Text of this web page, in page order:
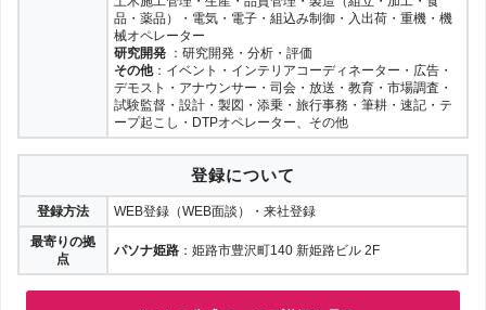
品・薬品）・電気・電子・組込み制御・入出荷・重機・機
械オペレーター
研究開発 ：研究開発・分析・評価
その他：イベント・インテリアコーディネーター・広告・
デモスト・アナウンサー・司会・放送・教育・市場調査・
試験監督・設計・製図・添乗・旅行事務・筆耕・速記・テ
ープ起こし・DTPオペレーター、その他
登録について
登録方法
WEB登録（WEB面談）・来社登録
最寄りの拠
点
パソナ姫路 ：姫路市豊沢町140 新姫路ビル 2F